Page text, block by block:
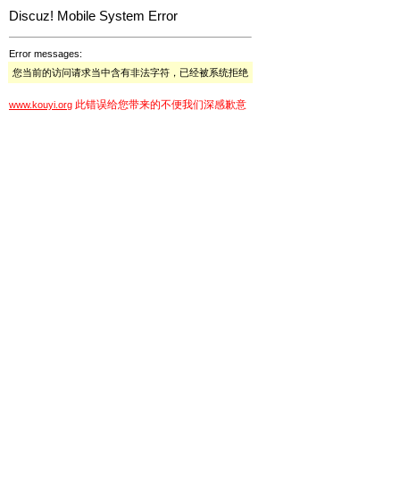
Discuz! Mobile System Error
Error messages:
您当前的访问请求当中含有非法字符，已经被系统拒绝
www.kouyi.org 此错误给您带来的不便我们深感歉意